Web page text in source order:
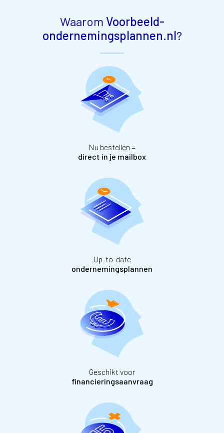
Waarom Voorbeeld-
ondernemingsplannen.nl?
Nu bestellen =
direct in je mailbox
Up-to-date
ondernemingsplannen
Geschikt voor
financieringsaanvraag